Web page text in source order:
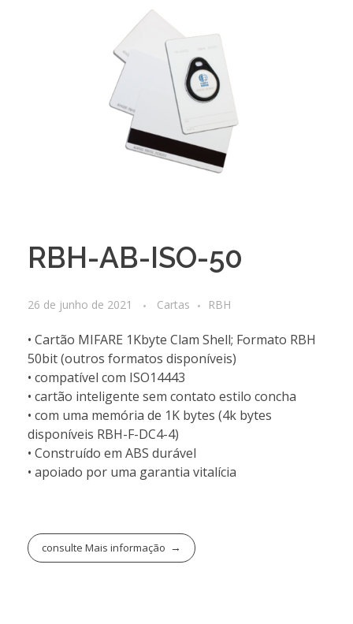
RBH-AB-ISO-50
26 de junho de 2021 Cartas RBH
• Cartão MIFARE 1Kbyte Clam Shell; Formato RBH
50bit (outros formatos disponíveis)
• compatível com ISO14443
• cartão inteligente sem contato estilo concha
• com uma memória de 1K bytes (4k bytes
disponíveis RBH-F-DC4-4)
• Construído em ABS durável
• apoiado por uma garantia vitalícia
consulte Mais informação